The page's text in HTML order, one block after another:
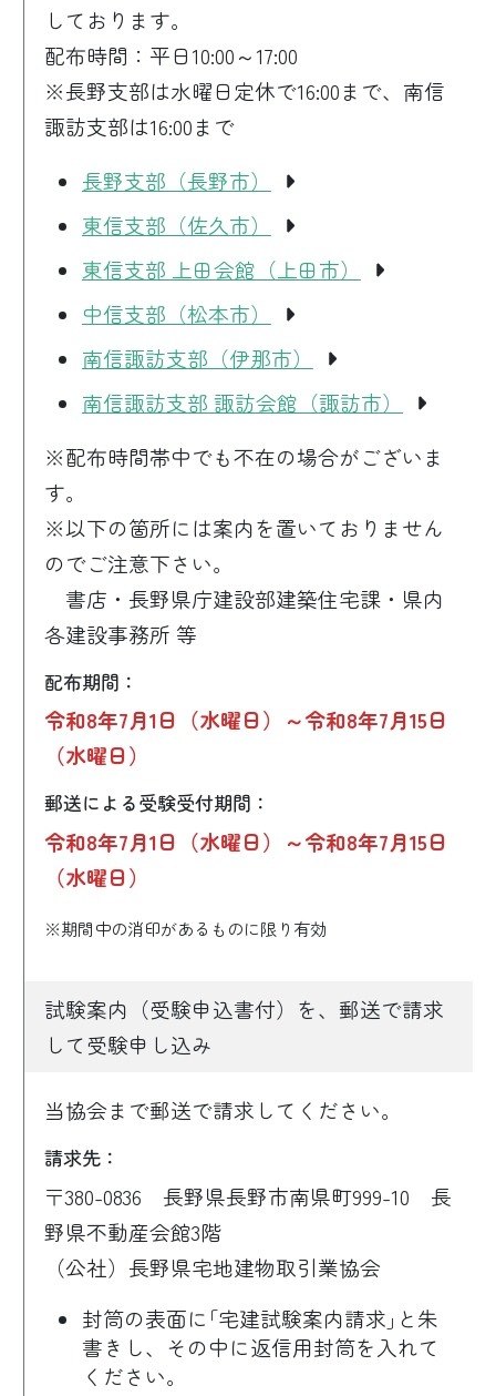
しております。
配布時間：平日10:00～17:00
※長野支部は水曜日定休で16:00まで、南信
諏訪支部は16:00まで
長野支部（長野市）
東信支部（佐久市）
東信支部 上田会館（上田市）
中信支部（松本市）
南信諏訪支部（伊那市）
南信諏訪支部 諏訪会館（諏訪市）
※配布時間帯中でも不在の場合がございま
す。
※以下の箇所には案内を置いておりません
のでご注意下さい。
書店・長野県庁建設部建築住宅課・県内
各建設事務所 等
配布期間：
令和8年7月1日（水曜日）～令和8年7月15日
（水曜日）
郵送による受験受付期間：
令和8年7月1日（水曜日）～令和8年7月15日
（水曜日）
※期間中の消印があるものに限り有効
試験案内（受験申込書付）を、郵送で請求
して受験申し込み
当協会まで郵送で請求してください。
請求先：
〒380-0836 長野県長野市南県町999-10 長
野県不動産会館3階
（公社）長野県宅地建物取引業協会
封筒の表面に｢宅建試験案内請求｣と朱
書きし、その中に返信用封筒を入れて
ください。